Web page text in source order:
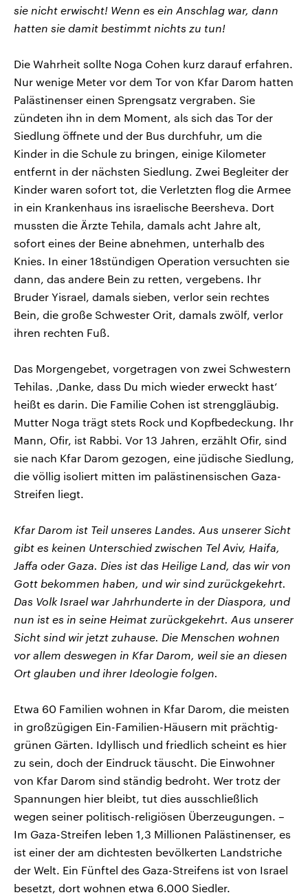
sie nicht erwischt! Wenn es ein Anschlag war, dann
hatten sie damit bestimmt nichts zu tun!
Die Wahrheit sollte Noga Cohen kurz darauf erfahren.
Nur wenige Meter vor dem Tor von Kfar Darom hatten
Palästinenser einen Sprengsatz vergraben. Sie
zündeten ihn in dem Moment, als sich das Tor der
Siedlung öffnete und der Bus durchfuhr, um die
Kinder in die Schule zu bringen, einige Kilometer
entfernt in der nächsten Siedlung. Zwei Begleiter der
Kinder waren sofort tot, die Verletzten flog die Armee
in ein Krankenhaus ins israelische Beersheva. Dort
mussten die Ärzte Tehila, damals acht Jahre alt,
sofort eines der Beine abnehmen, unterhalb des
Knies. In einer 18stündigen Operation versuchten sie
dann, das andere Bein zu retten, vergebens. Ihr
Bruder Yisrael, damals sieben, verlor sein rechtes
Bein, die große Schwester Orit, damals zwölf, verlor
ihren rechten Fuß.
Das Morgengebet, vorgetragen von zwei Schwestern
Tehilas. ‚Danke, dass Du mich wieder erweckt hast‘
heißt es darin. Die Familie Cohen ist strenggläubig.
Mutter Noga trägt stets Rock und Kopfbedeckung. Ihr
Mann, Ofir, ist Rabbi. Vor 13 Jahren, erzählt Ofir, sind
sie nach Kfar Darom gezogen, eine jüdische Siedlung,
die völlig isoliert mitten im palästinensischen Gaza-
Streifen liegt.
Kfar Darom ist Teil unseres Landes. Aus unserer Sicht
gibt es keinen Unterschied zwischen Tel Aviv, Haifa,
Jaffa oder Gaza. Dies ist das Heilige Land, das wir von
Gott bekommen haben, und wir sind zurückgekehrt.
Das Volk Israel war Jahrhunderte in der Diaspora, und
nun ist es in seine Heimat zurückgekehrt. Aus unserer
Sicht sind wir jetzt zuhause. Die Menschen wohnen
vor allem deswegen in Kfar Darom, weil sie an diesen
Ort glauben und ihrer Ideologie folgen.
Etwa 60 Familien wohnen in Kfar Darom, die meisten
in großzügigen Ein-Familien-Häusern mit prächtig-
grünen Gärten. Idyllisch und friedlich scheint es hier
zu sein, doch der Eindruck täuscht. Die Einwohner
von Kfar Darom sind ständig bedroht. Wer trotz der
Spannungen hier bleibt, tut dies ausschließlich
wegen seiner politisch-religiösen Überzeugungen. –
Im Gaza-Streifen leben 1,3 Millionen Palästinenser, es
ist einer der am dichtesten bevölkerten Landstriche
der Welt. Ein Fünftel des Gaza-Streifens ist von Israel
besetzt, dort wohnen etwa 6.000 Siedler.